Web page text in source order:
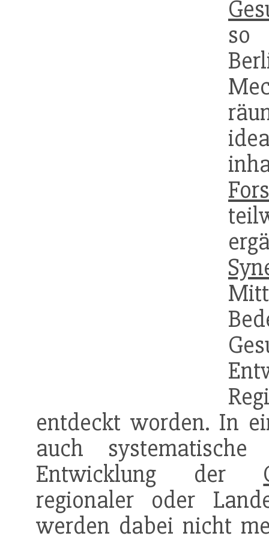
so
entdeckt worden. In
auch
Entwicklung der
regionaler oder
werden dabei nicht